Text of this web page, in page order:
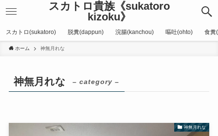
スカトロ貴族《sukatoro
kizoku》
スカトロ(sukatoro) 脱糞(dappun) 浣腸(kanchou) 嘔吐(ohto) 食糞
ホーム 神無月れな
神無月れな – category –
神無月れな